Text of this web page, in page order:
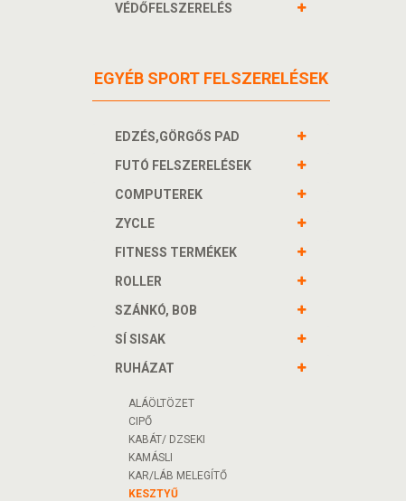
VÉDŐFELSZERELÉS
EGYÉB SPORT FELSZERELÉSEK
EDZÉS,GÖRGŐS PAD
FUTÓ FELSZERELÉSEK
COMPUTEREK
ZYCLE
FITNESS TERMÉKEK
ROLLER
SZÁNKÓ, BOB
SÍ SISAK
RUHÁZAT
ALÁÖLTÖZET
CIPŐ
KABÁT/ DZSEKI
KAMÁSLI
KAR/LÁB MELEGÍTŐ
KESZTYŰ